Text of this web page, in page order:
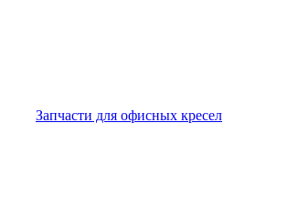
Запчасти для офисных кресел